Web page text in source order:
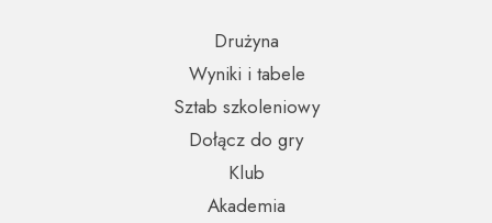
Wyniki i tabele
Sztab szkoleniowy
Dołącz do gry
Drużyna
Akademia
Klub